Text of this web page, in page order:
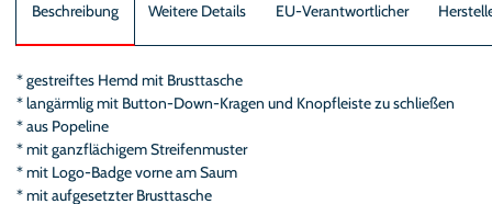
Beschreibung Weitere Details EU-Verantwortlicher
* gestreiftes Hemd mit Brusttasche
* langärmlig mit Button-Down-Kragen und Knopfleiste zu schließen
* aus Popeline
* mit ganzflächigem Streifenmuster
* mit Logo-Badge vorne am Saum
* mit aufgesetzter Brusttasche